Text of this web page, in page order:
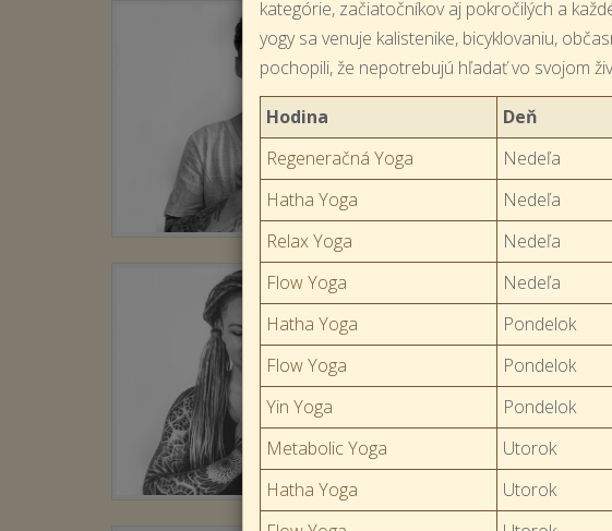
kategórie, začiatočníkov aj pokročilých a
yogy sa venuje kalistenike, bicyklovaniu,
pochopili, že nepotrebujú hľadať vo svojom
Hodina Deň
Regeneračná Yoga
Nedeľa
Hatha Yoga
Nedeľa
Relax Yoga
Nedeľa
Flow Yoga
Nedeľa
Hatha Yoga
Pondelok
Flow Yoga
Pondelok
Yin Yoga
Pondelok
Metabolic Yoga
Utorok
Hatha Yoga
Utorok